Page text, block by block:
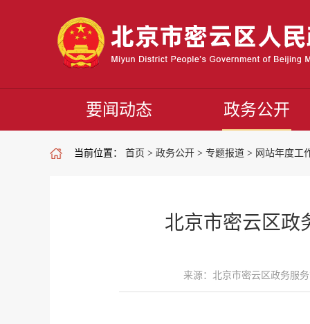
要闻动态 政务公开
当前位置： 首页 > 政务公开 > 专题报道 > 网站年度工
北京市密云区政
来源：北京市密云区政务服